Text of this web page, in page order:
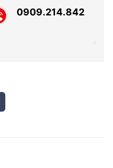
0909.214.842